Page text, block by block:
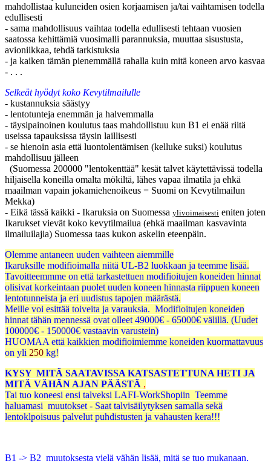
mahdollistaa kuluneiden osien korjaamisen ja/tai vaihtamisen todella
edullisesti
- sama mahdollisuus vaihtaa todella edullisesti tehtaan vuosien
saatossa kehittämiä vuosimalli parannuksia, muuttaa sisustusta,
avioniikkaa, tehdä tarkistuksia
- ja kaiken tämän pienemmällä rahalla kuin mitä koneen arvo kasvaa
- . . .
Selkeät hyödyt koko Kevytilmailulle
- kustannuksia säästyy
- lentotunteja enemmän ja halvemmalla
- täysipainoinen koulutus taas mahdollistuu kun B1 ei enää riitä
useissa tapauksissa täysin laillisesti
- se hienoin asia että luontolentämisen (kelluke suksi) koulutus
mahdollisuu jälleen
(Suomessa 200000 "lentokenttää" kesät talvet käytettävissä todella
hiljaisella koneilla omalta mökiltä, lähes vapaa ilmatila ja ehkä
maailman vapain jokamiehenoikeus = Suomi on Kevytilmailun
Mekka)
- Eikä tässä kaikki - Ikaruksia on Suomessa ylivoimaisesti eniten joten
Ikarukset vievät koko kevytilmailua (ehkä maailman kasvavinta
ilmailuilajia) Suomessa taas kukon askelin eteenpäin.
Olemme antaneen uuden vaihteen aiemmille
Ikaruksille modifioimalla niitä UL-B2 luokkaan ja teemme lisää.
Tavoitteemmme on että tarkastettuen modifioitujen koneiden hinnat
olisivat korkeintaan puolet uuden koneen hinnasta riippuen koneen
lentotunneista ja eri uudistus tapojen määrästä.
Meille voi esittää toiveita ja varauksia. Modifioitujen koneiden
hinnat tähän mennessä ovat olleet 49000€ - 65000€ välillä. (Uudet
100000€ - 150000€ vastaavin varustein)
HUOMAA että kaikkien modifioimiemme koneiden kuormattavuus
on yli 250 kg!
KYSY MITÄ SAATAVISSA KATSASTETTUNA HETI JA
MITÄ VÄHÄN AJAN PÄÄSTÄ ,
Tai tuo koneesi ensi talveksi LAFI-WorkShopiin Teemme
haluamasi muutokset - Saat talvisäilytyksen samalla sekä
lentoklpoisuus palvelut puhdistusten ja vahausten kera!!!
B1 -> B2 muutoksesta vielä vähän lisää, mitä se tuo mukanaan.